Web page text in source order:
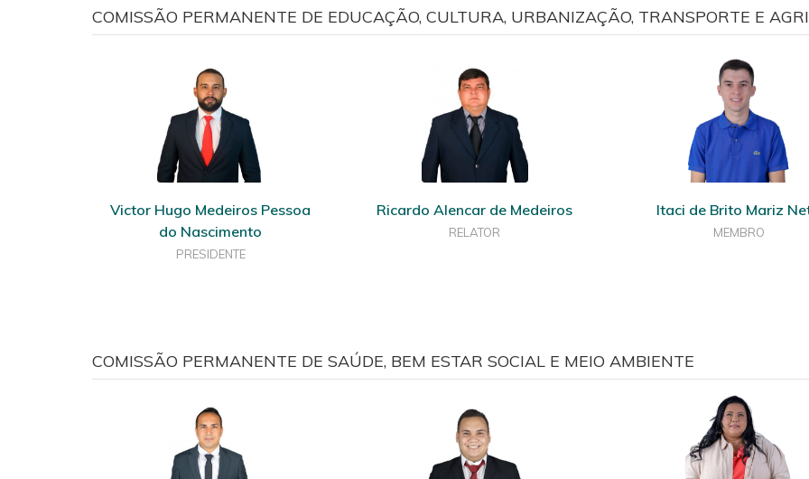
COMISSÃO PERMANENTE DE EDUCAÇÃO, CULTURA, URBANIZAÇÃO, TRANSPORTE E
Victor Hugo Medeiros Pessoa
do Nascimento
PRESIDENTE
Ricardo Alencar de Medeiros
RELATOR
Itaci de Brito Mariz
MEMBRO
COMISSÃO PERMANENTE DE SAÚDE, BEM ESTAR SOCIAL E MEIO AMBIENTE